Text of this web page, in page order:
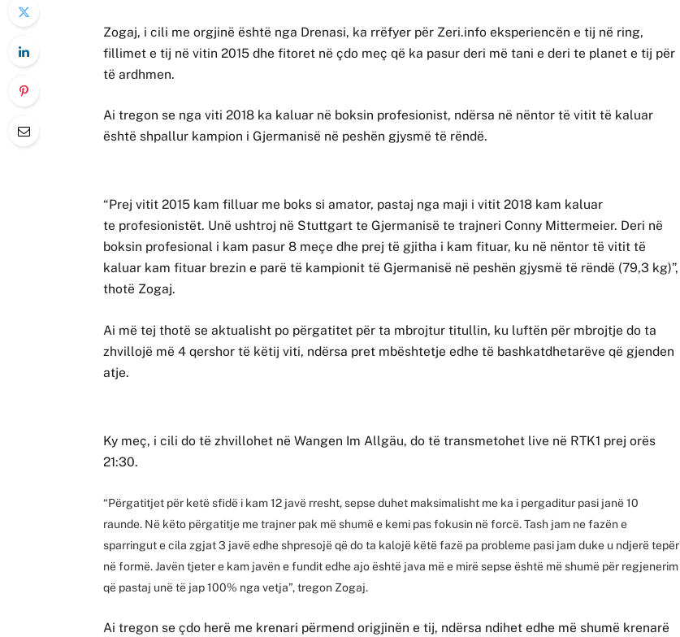
Zogaj, i cili me orgjinë është nga Drenasi, ka rrëfyer për Zeri.info eksperiencën e tij në ring,
fillimet e tij në vitin 2015 dhe fitoret në çdo meç që ka pasur deri më tani e deri te planet e tij për
të ardhmen.
Ai tregon se nga viti 2018 ka kaluar në boksin profesionist, ndërsa në nëntor të vitit të kaluar
është shpallur kampion i Gjermanisë në peshën gjysmë të rëndë.
“Prej vitit 2015 kam filluar me boks si amator, pastaj nga maji i vitit 2018 kam kaluar
te profesionistët. Unë ushtroj në Stuttgart te Gjermanisë te trajneri Conny Mittermeier. Deri në
boksin profesional i kam pasur 8 meçe dhe prej të gjitha i kam fituar, ku në nëntor të vitit të
kaluar kam fituar brezin e parë të kampionit të Gjermanisë në peshën gjysmë të rëndë (79,3 kg)”,
thotë Zogaj.
Ai më tej thotë se aktualisht po përgatitet për ta mbrojtur titullin, ku luftën për mbrojtje do ta
zhvillojë më 4 qershor të këtij viti, ndërsa pret mbështetje edhe të bashkatdhetarëve që gjenden
atje.
Ky meç, i cili do të zhvillohet në Wangen Im Allgäu, do të transmetohet live në RTK1 prej orës
21:30.
“Përgatitjet për ketë sfidë i kam 12 javë rresht, sepse duhet maksimalisht me ka i pergaditur pasi janë 10
raunde. Në këto përgatitje me trajner pak më shumë e kemi pas fokusin në forcë. Tash jam ne fazën e
sparringut e cila zgjat 3 javë edhe shpresojë që do ta kalojë këtë fazë pa probleme pasi jam duke u ndjerë tepër
në formë. Javën tjeter e kam javën e fundit edhe ajo është java më e mirë sepse është më shumë për regjenerim
që pastaj unë të jap 100% nga vetja”, tregon Zogaj.
Ai tregon se çdo herë me krenari përmend origjinën e tij, ndërsa ndihet edhe më shumë krenarë